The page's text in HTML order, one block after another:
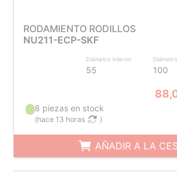
RODAMIENTO RODILLOS
NU211-ECP-SKF
Diámetro interior
55 100
8 piezas en stock
(hace 13 horas )
AÑADIR A LA